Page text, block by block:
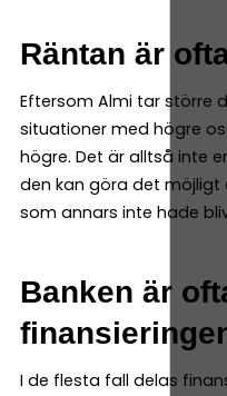
Räntan är
Eftersom Almi tar större
situationer med högre
högre. Det är alltså inte
den kan göra det
som annars inte hade
Banken är
I de flesta fall delas